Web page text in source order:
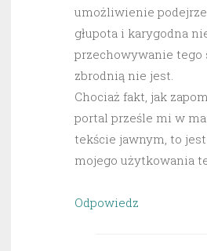
umożliwienie
głupota i karygodna
przechowywanie tego
zbrodnią nie jest.
Chociaż fakt, jak
portal prześle mi w
tekście jawnym, to
mojego użytkowania
Odpowiedz